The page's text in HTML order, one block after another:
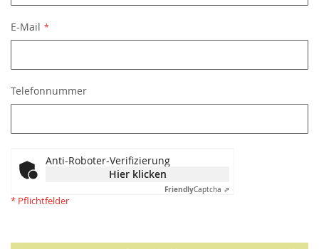
E-Mail
Telefonnummer
Anti-Roboter-Verifizierung
Hier klicken
FriendlyCaptcha ⇗
* Pflichtfelder